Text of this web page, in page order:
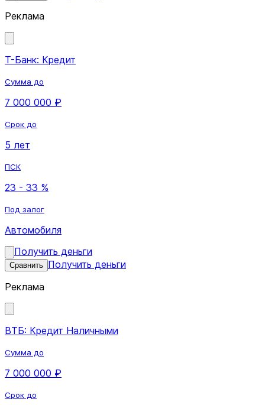
Реклама
Т-Банк: Кредит
Сумма до
7 000 000 ₽
Срок до
5 лет
ПСК
23 - 33 %
Под залог
Автомобиля
Получить деньги
Сравнить Получить деньги
Реклама
ВТБ: Кредит Наличными
Сумма до
7 000 000 ₽
Срок до